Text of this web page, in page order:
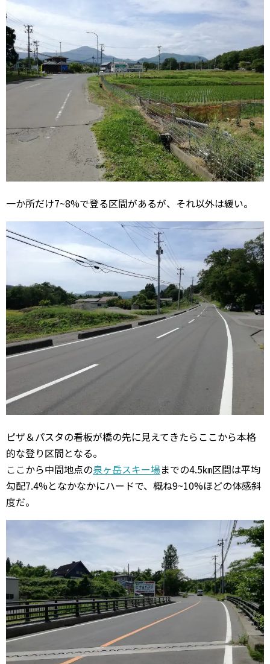
一か所だけ7~8%で登る区間があるが、それ以外は緩い。
ピザ＆パスタの看板が橋の先に見えてきたらここから本格
的な登り区間となる。
ここから中間地点の泉ヶ岳スキー場までの4.5㎞区間は平均
勾配7.4%となかなかにハードで、概ね9~10%ほどの体感斜
度だ。